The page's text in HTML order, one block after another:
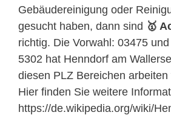
Gebäudereinigung oder
gesucht haben, dann sind 🥇
richtig. Die Vorwahl: 03475
5302 hat Henndorf am
diesen PLZ Bereichen
Hier finden Sie weitere
https://de.wikipedia.org/wiki/